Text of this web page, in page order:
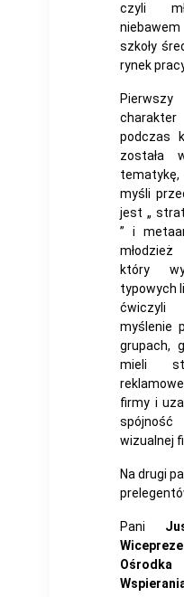
czyli
szkoły
rynek
podczas
została
myśli
jest „
” i
który
typowych
myślenie
grupach,
mieli
firmy i
wizualnej
Na drugi
Pani